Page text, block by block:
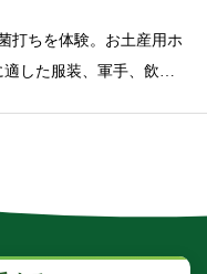
打ちを体験。お土産用ホ
した服装、軍手、飲み